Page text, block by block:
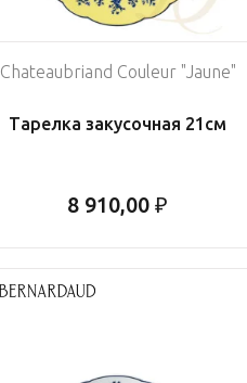
Chateaubriand Couleur "Jaune"
Тарелка закусочная 21см
8 910,00 ₽